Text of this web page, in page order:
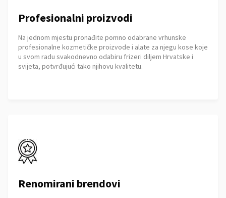
Profesionalni proizvodi
Na jednom mjestu pronađite pomno odabrane vrhunske
profesionalne kozmetičke proizvode i alate za njegu kose koje
u svom radu svakodnevno odabiru frizeri diljem Hrvatske i
svijeta, potvrđujući tako njihovu kvalitetu.
Renomirani brendovi